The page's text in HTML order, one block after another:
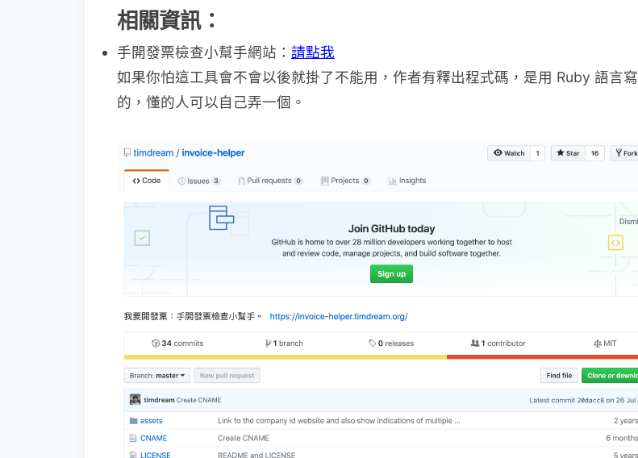
相關資訊：
手開發票檢查小幫手網站： 請點我
如果你怕這工具會不會以後就掛了不能用，作者有釋出程式碼，是用 Ruby 語言寫
的，懂的人可以自己弄一個。